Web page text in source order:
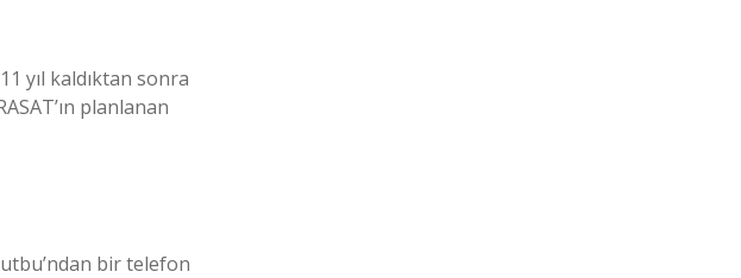
yıl kaldıktan sonra
planlanan
bir telefon